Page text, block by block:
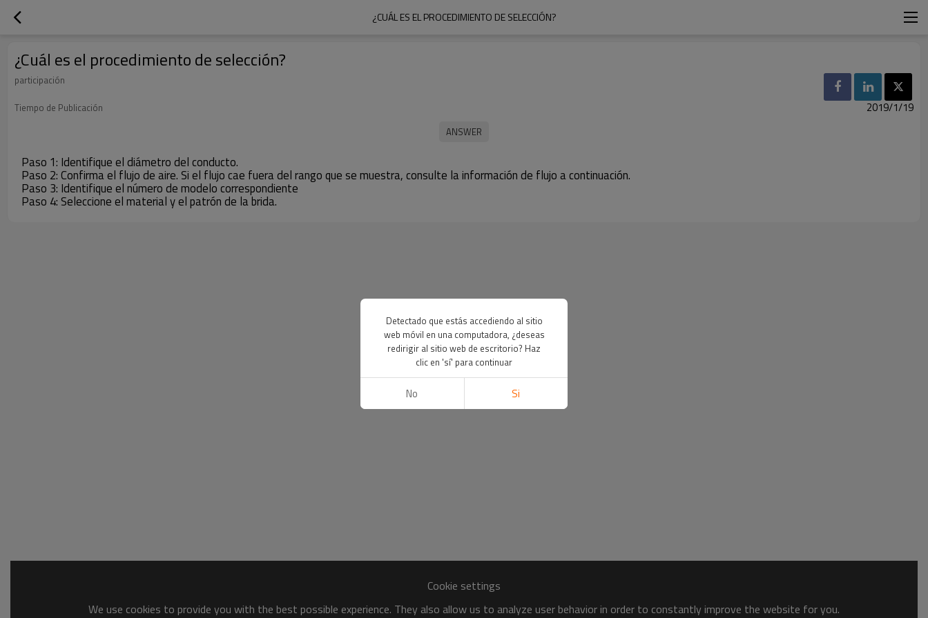
¿CUÁL ES EL PROCEDIMIENTO DE SELECCIÓN?
¿Cuál es el procedimiento de selección?
participación
Tiempo de Publicación
2019/1/19
Paso 1: Identifique el diámetro del conducto.
Paso 2: Confirma el flujo de aire. Si el flujo cae fuera del rango que se muestra, consulte la información de flujo a continuación.
Paso 3: Identifique el número de modelo correspondiente
Paso 4: Seleccione el material y el patrón de la brida.
Cookie settings
We use cookies to provide you with the best possible experience. They also allow us to analyze user behavior in order to constantly improve the website for you.
Detectado que estás accediendo al sitio
web móvil en una computadora, ¿deseas
redirigir al sitio web de escritorio? Haz
clic en 'sí' para continuar
No Si